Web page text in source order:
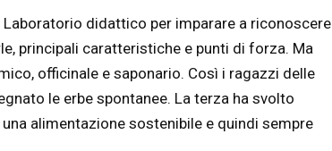
Laboratorio didattico per imparare a riconoscere
principali caratteristiche e punti di forza. Ma
officinale e saponario. Così i ragazzi delle
le erbe spontanee. La terza ha svolto
alimentazione sostenibile e quindi sempre